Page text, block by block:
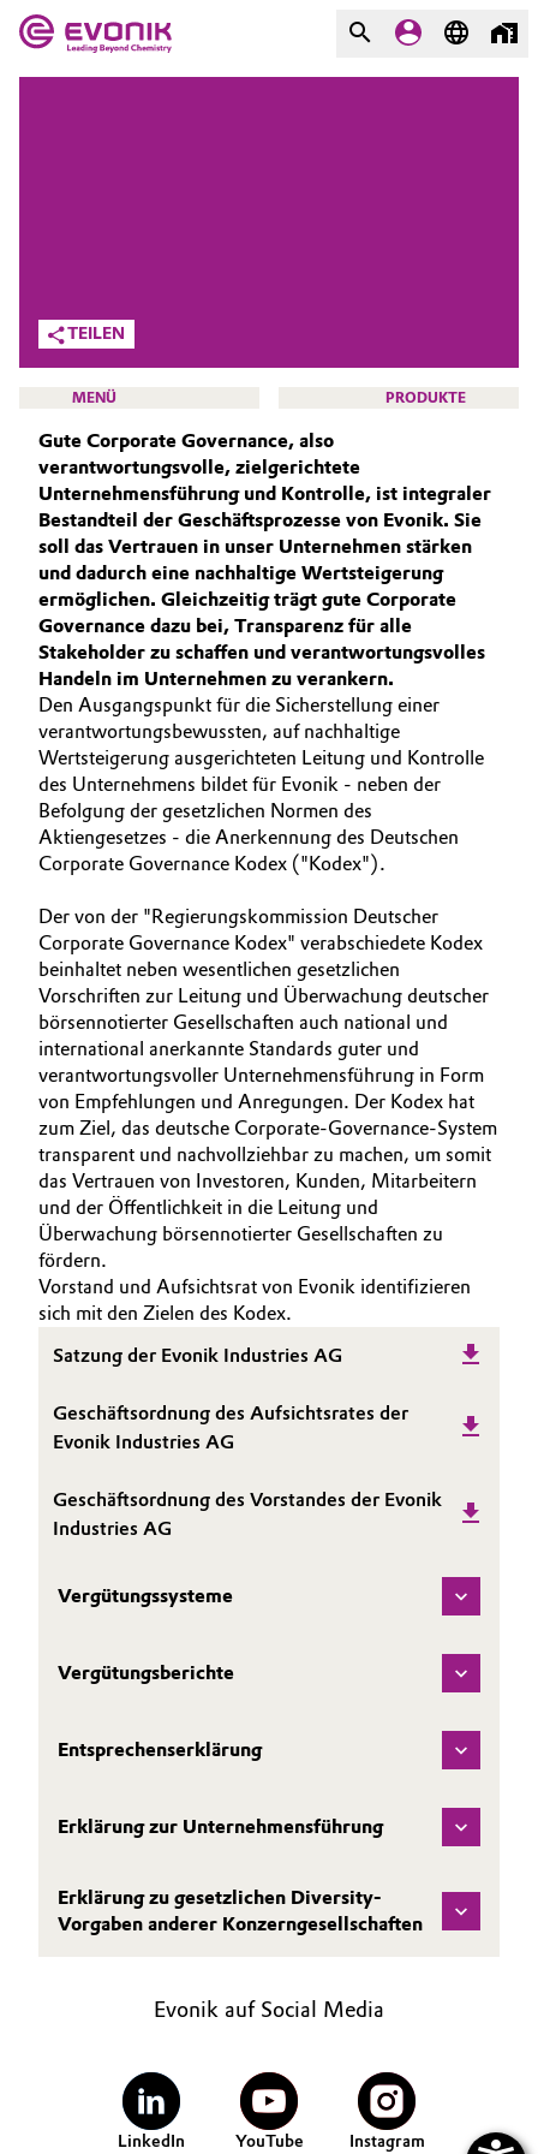
Adhesives & Sealants
Aerospace
Agriculture
Animal Nutrition & Health
Automotive & Transportation
Battery
Building, Construction & Infrastructure
Catalysts
Chemical Industry
Circular Economy
Coatings, Paints & Printing
Composites
Consumer Goods & Lifestyle
Electronics & Telecommunications
Energy, Environment & Utilities
Food & Beverage
Green Hydrogen
Home Care & Cleaning
Industrial Manufacturing & Machinery
Medical Devices
Metals & Mining
Plastics & Rubber
Pulp, Paper & Packaging
We go beyond
Innovation
Purpose
BVB Partnerschaft
Geschichte
Struktur & Organisation
Vorstand
Aufsichtsrat
Struktur
Business Lines
Weltweite Standorte
ESHQ
Einkauf
Governance & Compliance
Allgemeine Verkaufs- und Lieferbedingungen
(AVB)
Business Lines
Karriere
Investor Relations
Medien
TEILEN
MENÜ PRODUKTE
HOME
ÜBER UNS
INVESTOREN
NACHHALTIGKEIT
KARRIERE
MEDIEN
EVENTS
DOCUMENTS
Gute Corporate Governance, also
verantwortungsvolle, zielgerichtete
Unternehmensführung und Kontrolle, ist integraler
Bestandteil der Geschäftsprozesse von Evonik. Sie
soll das Vertrauen in unser Unternehmen stärken
und dadurch eine nachhaltige Wertsteigerung
ermöglichen. Gleichzeitig trägt gute Corporate
Governance dazu bei, Transparenz für alle
Stakeholder zu schaffen und verantwortungsvolles
Handeln im Unternehmen zu verankern.
Den Ausgangspunkt für die Sicherstellung einer
verantwortungsbewussten, auf nachhaltige
Wertsteigerung ausgerichteten Leitung und Kontrolle
des Unternehmens bildet für Evonik - neben der
Befolgung der gesetzlichen Normen des
Aktiengesetzes - die Anerkennung des Deutschen
Corporate Governance Kodex ("Kodex").
Der von der "Regierungskommission Deutscher
Corporate Governance Kodex" verabschiedete Kodex
beinhaltet neben wesentlichen gesetzlichen
Vorschriften zur Leitung und Überwachung deutscher
börsennotierter Gesellschaften auch national und
international anerkannte Standards guter und
verantwortungsvoller Unternehmensführung in Form
von Empfehlungen und Anregungen. Der Kodex hat
zum Ziel, das deutsche Corporate-Governance-System
transparent und nachvollziehbar zu machen, um somit
das Vertrauen von Investoren, Kunden, Mitarbeitern
und der Öffentlichkeit in die Leitung und
Überwachung börsennotierter Gesellschaften zu
fördern.
Vorstand und Aufsichtsrat von Evonik identifizieren
sich mit den Zielen des Kodex.
Satzung der Evonik Industries AG
Geschäftsordnung des Aufsichtsrates der
Evonik Industries AG
Geschäftsordnung des Vorstandes der Evonik
Industries AG
Vergütungssysteme
Vergütungsberichte
Entsprechenserklärung
Erklärung zur Unternehmensführung
Erklärung zu gesetzlichen Diversity-
Vorgaben anderer Konzerngesellschaften
Evonik auf Social Media
LinkedIn YouTube Instagram